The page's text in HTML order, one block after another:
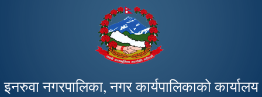
Skip to
main
content
इनरुवा नगरपालिका, नगर कार्यपालिकाको कार्यालय